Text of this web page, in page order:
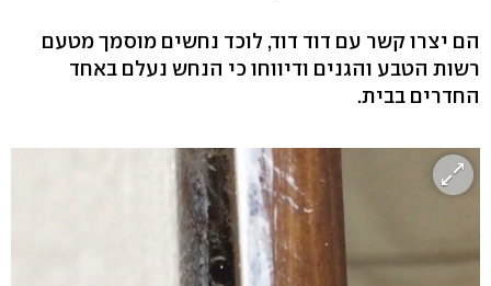
הם יצרו קשר עם דוד דוד, לוכד נחשים מוסמך מטעם
רשות הטבע והגנים ודיווחו כי הנחש נעלם באחד
החדרים בבית.